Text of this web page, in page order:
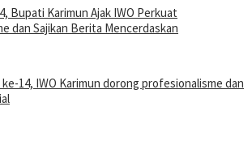
Bupati Karimun Ajak IWO Perkuat
dan Sajikan Berita Mencerdaskan
14, IWO Karimun dorong profesionalisme dan